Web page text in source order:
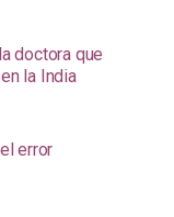
doctora que
la India
error